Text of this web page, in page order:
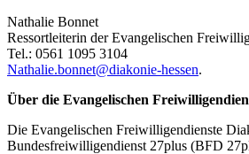
Nathalie Bonnet
Ressortleiterin der Evangelischen
Tel.: 0561 1095 3104
Nathalie.bonnet@diakonie-hessen.
Über die Evangelischen
Die Evangelischen Freiwilligendienste
Bundesfreiwilligendienst 27plus (BFD